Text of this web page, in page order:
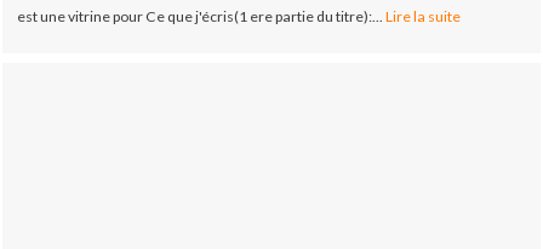
est une vitrine pour Ce que j'écris(1 ere partie du titre):... Lire la suite